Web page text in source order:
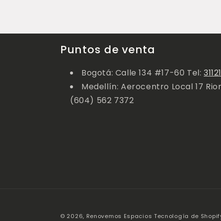
Puntos de venta
Bogotá: Calle 134 #17-60 Tel:
Medellín: Aerocentro Local 17
(604) 562 7372
© 2026, Renovemos Espacios Tecnología de